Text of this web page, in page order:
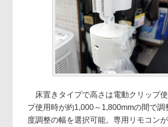
床置きタイプで高さは電動クリップ
プ使用時が約1,000～1,800mmの間で
度調整の幅を選択可能。専用リモコンが